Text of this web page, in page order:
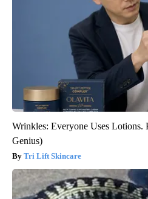
Wrinkles: Everyone Uses Lotions.
Genius)
Tri Lift Skincare